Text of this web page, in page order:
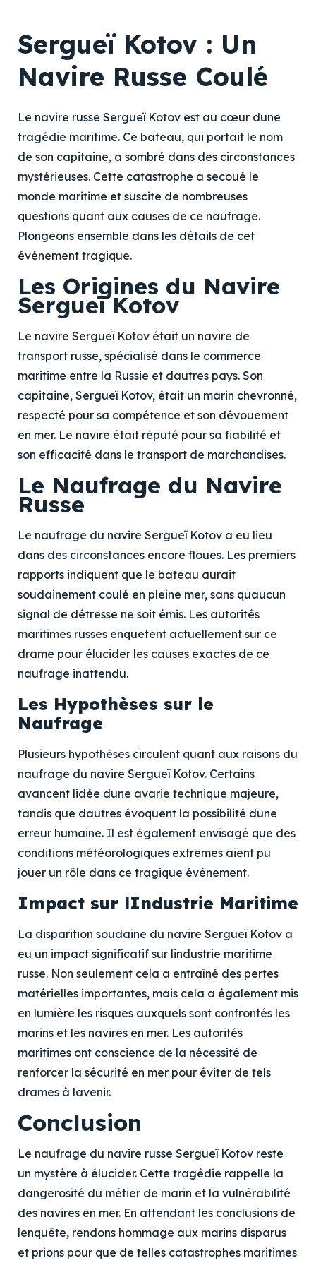
Sergueï Kotov : Un
Navire Russe Coulé
Le navire russe Sergueï Kotov est au cœur dune
tragédie maritime. Ce bateau, qui portait le nom
de son capitaine, a sombré dans des circonstances
mystérieuses. Cette catastrophe a secoué le
monde maritime et suscite de nombreuses
questions quant aux causes de ce naufrage.
Plongeons ensemble dans les détails de cet
événement tragique.
Les Origines du Navire
Sergueï Kotov
Le navire Sergueï Kotov était un navire de
transport russe, spécialisé dans le commerce
maritime entre la Russie et dautres pays. Son
capitaine, Sergueï Kotov, était un marin chevronné,
respecté pour sa compétence et son dévouement
en mer. Le navire était réputé pour sa fiabilité et
son efficacité dans le transport de marchandises.
Le Naufrage du Navire
Russe
Le naufrage du navire Sergueï Kotov a eu lieu
dans des circonstances encore floues. Les premiers
rapports indiquent que le bateau aurait
soudainement coulé en pleine mer, sans quaucun
signal de détresse ne soit émis. Les autorités
maritimes russes enquêtent actuellement sur ce
drame pour élucider les causes exactes de ce
naufrage inattendu.
Les Hypothèses sur le
Naufrage
Plusieurs hypothèses circulent quant aux raisons du
naufrage du navire Sergueï Kotov. Certains
avancent lidée dune avarie technique majeure,
tandis que dautres évoquent la possibilité dune
erreur humaine. Il est également envisagé que des
conditions météorologiques extrêmes aient pu
jouer un rôle dans ce tragique événement.
Impact sur lIndustrie Maritime
La disparition soudaine du navire Sergueï Kotov a
eu un impact significatif sur lindustrie maritime
russe. Non seulement cela a entraîné des pertes
matérielles importantes, mais cela a également mis
en lumière les risques auxquels sont confrontés les
marins et les navires en mer. Les autorités
maritimes ont conscience de la nécessité de
renforcer la sécurité en mer pour éviter de tels
drames à lavenir.
Conclusion
Le naufrage du navire russe Sergueï Kotov reste
un mystère à élucider. Cette tragédie rappelle la
dangerosité du métier de marin et la vulnérabilité
des navires en mer. En attendant les conclusions de
lenquête, rendons hommage aux marins disparus
et prions pour que de telles catastrophes maritimes